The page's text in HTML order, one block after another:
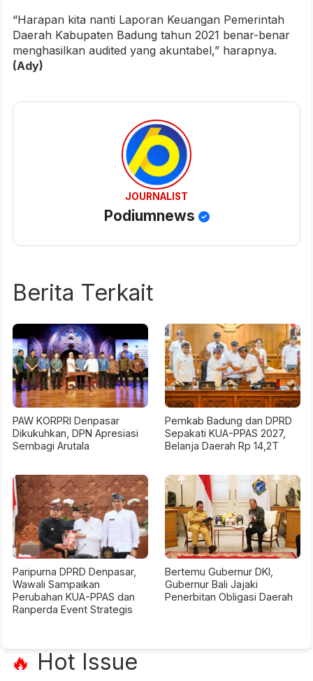
“Harapan kita nanti Laporan Keuangan Pemerintah
Daerah Kabupaten Badung tahun 2021 benar-benar
menghasilkan audited yang akuntabel,” harapnya.
(Ady)
JOURNALIST
Podiumnews
Berita Terkait
PAW KORPRI Denpasar
Dikukuhkan, DPN Apresiasi
Sembagi Arutala
Pemkab Badung dan DPRD
Sepakati KUA-PPAS 2027,
Belanja Daerah Rp 14,2T
Paripurna DPRD Denpasar,
Wawali Sampaikan
Perubahan KUA-PPAS dan
Ranperda Event Strategis
Bertemu Gubernur DKI,
Gubernur Bali Jajaki
Penerbitan Obligasi Daerah
🔥 Hot Issue